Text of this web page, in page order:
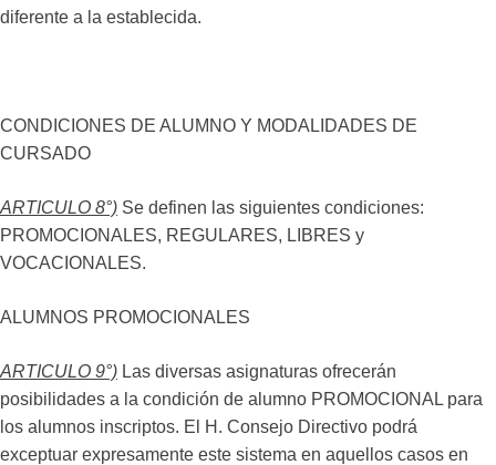
diferente a la establecida.
CONDICIONES DE ALUMNO Y MODALIDADES DE
CURSADO
ARTICULO 8°) Se definen las siguientes condiciones:
PROMOCIONALES, REGULARES, LIBRES y
VOCACIONALES.
ALUMNOS PROMOCIONALES
ARTICULO 9°) Las diversas asignaturas ofrecerán
posibilidades a la condición de alumno PROMOCIONAL para
los alumnos inscriptos. El H. Consejo Directivo podrá
exceptuar expresamente este sistema en aquellos casos en